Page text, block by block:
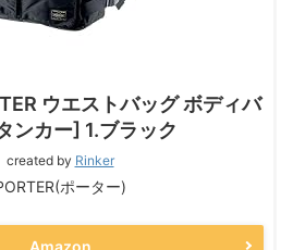
ウエストバッグ ボディバ
ンカー] 1.ブラック
created by Rinker
ポーター)
Amazon